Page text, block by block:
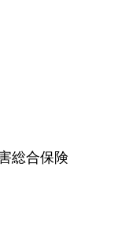
総合保険